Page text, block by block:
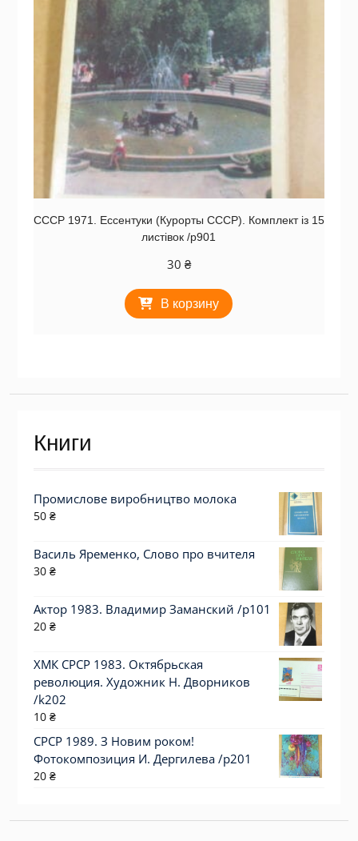
СССР 1971. Ессентуки (Курорты СССР). Комплект із 15
листівок /р901
30 ₴
В корзину
Книги
Промислове виробництво молока
50 ₴
Василь Яременко, Слово про вчителя
30 ₴
Актор 1983. Владимир Заманский /p101
20 ₴
ХМК СРСР 1983. Октябрьская
революция. Художник Н. Дворников
/k202
10 ₴
СРСР 1989. З Новим роком!
Фотокомпозиция И. Дергилева /р201
20 ₴